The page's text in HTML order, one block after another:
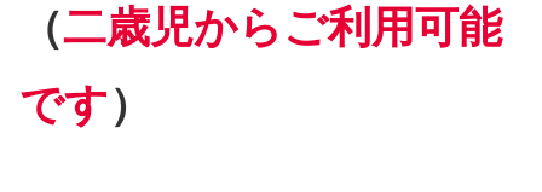
（二歳児からご利用可能
です）